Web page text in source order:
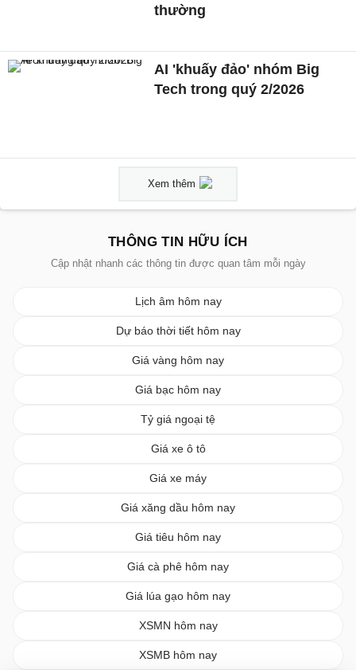
thường
AI 'khuấy đảo' nhóm Big
Tech trong quý 2/2026
Xem thêm
THÔNG TIN HỮU ÍCH
Cập nhật nhanh các thông tin được quan tâm mỗi ngày
Lịch âm hôm nay
Dự báo thời tiết hôm nay
Giá vàng hôm nay
Giá bạc hôm nay
Tỷ giá ngoại tệ
Giá xe ô tô
Giá xe máy
Giá xăng dầu hôm nay
Giá tiêu hôm nay
Giá cà phê hôm nay
Giá lúa gạo hôm nay
XSMN hôm nay
XSMB hôm nay